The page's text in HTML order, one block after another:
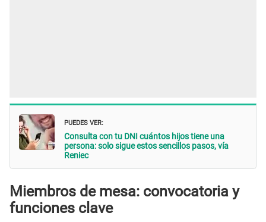
PUEDES VER:
Consulta con tu DNI cuántos hijos tiene una
persona: solo sigue estos sencillos pasos, vía
Reniec
Miembros de mesa: convocatoria y
funciones clave